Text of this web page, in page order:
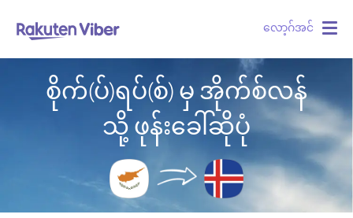
လော့ဂ်အင်
စိုက်(ပ်)ရပ်(စ်) မှ အိုက်စ်လန်
သို့ ဖုန်းခေါ်ဆိုပုံ